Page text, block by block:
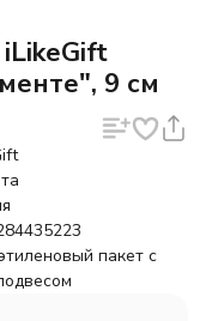
9 см
пакет с